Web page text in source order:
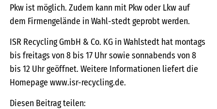
Pkw ist möglich. Zudem kann mit Pkw oder Lkw auf
dem Firmengelände in Wahl-stedt geprobt werden.
ISR Recycling GmbH & Co. KG in Wahlstedt hat montags
bis freitags von 8 bis 17 Uhr sowie sonnabends von 8
bis 12 Uhr geöffnet. Weitere Informationen liefert die
Homepage www.isr-recycling.de.
Diesen Beitrag teilen: